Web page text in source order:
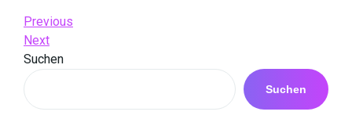
Beitrags-
Navigation
Previous
Post
Previous
Next
Post
Next
Suchen
Suchen